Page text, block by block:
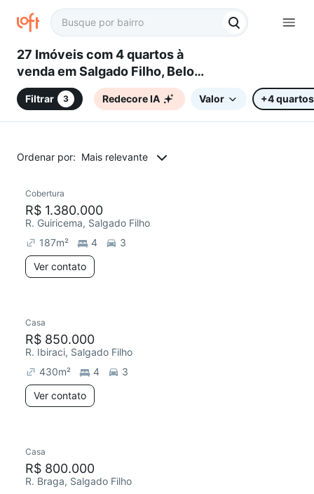
27 Imóveis com 4 quartos à
venda em Salgado Filho, Belo
Horizonte, MG
Filtrar 3 Redecore IA Valor +4 quartos
Ordenar por: Mais relevante
Cobertura
R$ 1.380.000
R. Guiricema, Salgado Filho
187m² 4
3
Ver contato
Casa
R$ 850.000
R. Ibiraci, Salgado Filho
430m² 4
3
Ver contato
Casa
R$ 800.000
R. Braga, Salgado Filho